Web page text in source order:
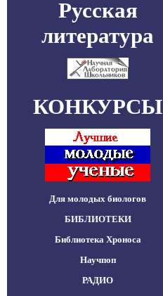
Русская
литература
КОНКУРСЫ
Для молодых биологов
БИБЛИОТЕКИ
Библиотека Хроноса
Научпоп
РАДИО